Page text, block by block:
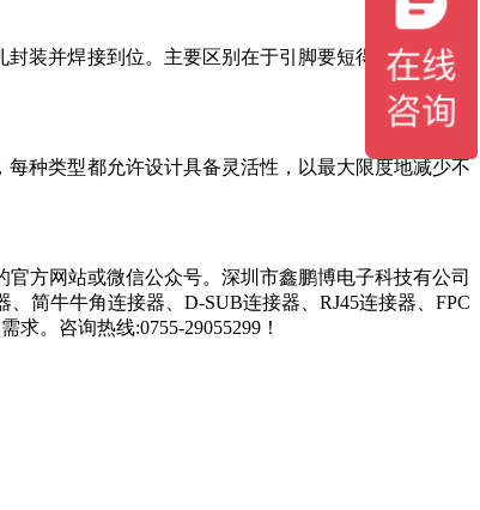
装并焊接到位。主要区别在于引脚要短得多，并且可
种类型都允许设计具备灵活性，以最大限度地减少不
方网站或微信公众号。深圳市鑫鹏博电子科技有公司
简牛牛角连接器、D-SUB连接器、RJ45连接器、FPC
。咨询热线:0755-29055299！